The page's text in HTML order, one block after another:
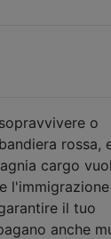
o
rossa,
cargo
il tuo
anche